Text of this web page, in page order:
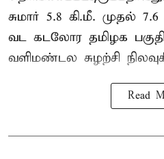
சுமார் 5.8 கி.மீ. முதல்
வட கடலோர தமிழக
வளிமண்டல சுழற்சி
Read